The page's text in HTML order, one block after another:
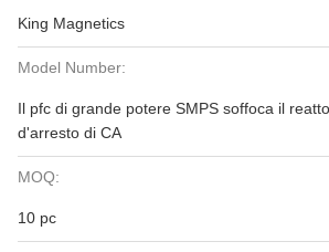
King Magnetics
Model Number:
Il pfc di grande potere SMPS soffoca il
d'arresto di CA
MOQ:
10 pc